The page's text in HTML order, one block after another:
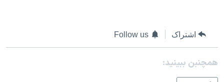
چهل سال گروگان‌گیری
قانون شفافیت دارائی کادر رهبری ایران
اعتراضات مردمی آبان ۹۸
اشتراک Follow us
همچنبن ببینید: